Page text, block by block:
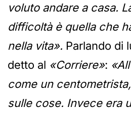
voluto andare a casa.
difficoltà è quella che
nella vita». Parlando di
detto al «Corriere»:
come un
sulle cose. Invece era